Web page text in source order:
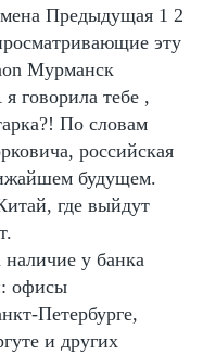
Предыдущая 1 2
эту
Мурманск
говорила тебе ,
По словам
российская
будущем.
где выйдут
наличие у банка
офисы
Петербурге,
и других